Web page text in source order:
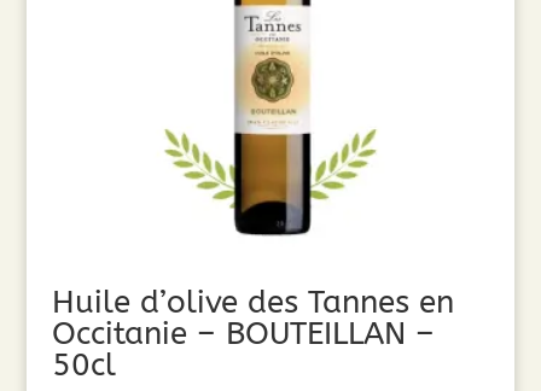
Huile d’olive des Tannes en
Occitanie – BOUTEILLAN –
50cl